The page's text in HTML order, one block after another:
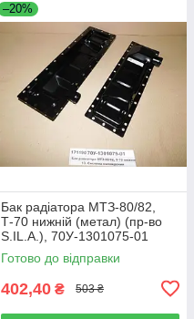
–20%
Бак радіатора МТЗ-80/82,
Т-70 нижній (метал) (пр-во
S.IL.A.), 70У-1301075-01
Готово до відправки
402,40 ₴ 503 ₴